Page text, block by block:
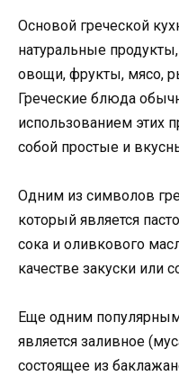
Основой греческой
натуральные
овощи, фрукты, мясо,
Греческие блюда
использованием этих
собой простые и
Одним из символов
который является
сока и оливкового
качестве закуски или
Еще одним
является заливное
состоящее из